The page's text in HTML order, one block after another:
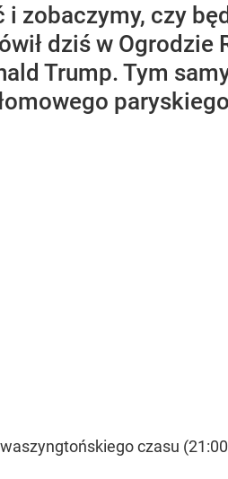
zobaczymy, czy
dziś w Ogrodzie
Trump. Tym
czasu